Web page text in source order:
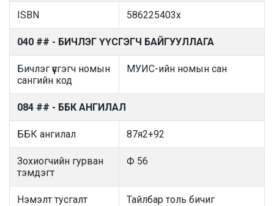
ISBN 586225403x
040 ## - БИЧЛЭГ ҮҮСГЭГЧ БАЙГУУЛЛАГА
Бичлэг үүсгэгч номын
сангийн код
МУИС-ийн номын сан
084 ## - ББК АНГИЛАЛ
ББК ангилал 87я2+92
Зохиогчийн гурван
тэмдэгт
Ф 56
Нэмэлт тусгалт Тайлбар толь бичиг